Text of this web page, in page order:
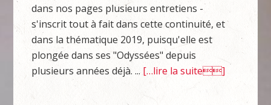
dans nos pages plusieurs entretiens -
s'inscrit tout à fait dans cette continuité, et
dans la thématique 2019, puisqu'elle est
plongée dans ses "Odyssées" depuis
plusieurs années déjà. ... […lire la suite]